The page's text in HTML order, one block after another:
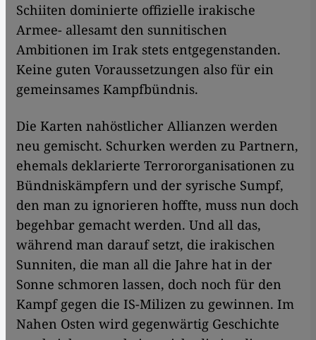
Schiiten dominierte offizielle irakische
Armee- allesamt den sunnitischen
Ambitionen im Irak stets entgegenstanden.
Keine guten Voraussetzungen also für ein
gemeinsames Kampfbündnis.
Die Karten nahöstlicher Allianzen werden
neu gemischt. Schurken werden zu Partnern,
ehemals deklarierte Terrororganisationen zu
Bündniskämpfern und der syrische Sumpf,
den man zu ignorieren hoffte, muss nun doch
begehbar gemacht werden. Und all das,
während man darauf setzt, die irakischen
Sunniten, die man all die Jahre hat in der
Sonne schmoren lassen, doch noch für den
Kampf gegen die IS-Milizen zu gewinnen. Im
Nahen Osten wird gegenwärtig Geschichte